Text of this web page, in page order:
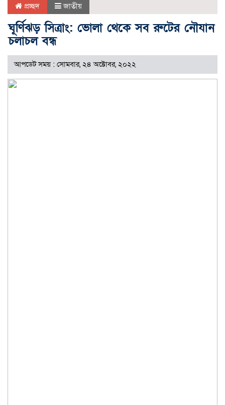
প্রচ্ছদ জাতীয়
ঘূর্ণিঝড় সিত্রাং: ভোলা থেকে সব রুটের নৌযান
চলাচল বন্ধ
আপডেট সময় : সোমবার, ২৪ অক্টোবর, ২০২২